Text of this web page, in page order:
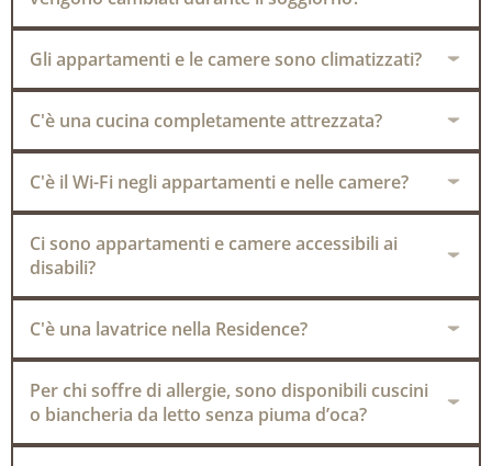
Gli appartamenti e le camere sono climatizzati?
C'è una cucina completamente attrezzata?
C'è il Wi-Fi negli appartamenti e nelle camere?
Ci sono appartamenti e camere accessibili ai
disabili?
C'è una lavatrice nella Residence?
Per chi soffre di allergie, sono disponibili cuscini
o biancheria da letto senza piuma d’oca?